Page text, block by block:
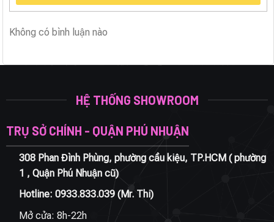
Không có bình luận nào
HỆ THỐNG SHOWROOM
TRỤ SỞ CHÍNH - QUẬN PHÚ NHUẬN
308 Phan Đình Phùng, phường cầu kiệu, TP.HCM ( phường
1 , Quận Phú Nhuận cũ)
Hotline: 0933.833.039(Mr. Thi)
Mở cửa: 8h-22h